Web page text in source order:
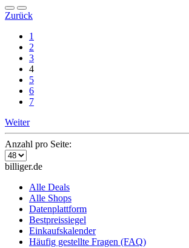
Zurück
1
2
3
4
5
6
7
Weiter
Anzahl pro Seite:
billiger.de
Alle Deals
Alle Shops
Datenplattform
Bestpreissiegel
Einkaufskalender
Häufig gestellte Fragen (FAQ)